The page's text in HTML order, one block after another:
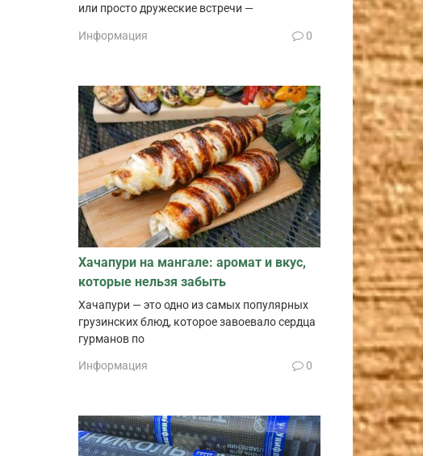
или просто дружеские встречи —
Информация 0
Хачапури на мангале: аромат и вкус,
которые нельзя забыть
Хачапури — это одно из самых популярных
грузинских блюд, которое завоевало сердца
гурманов по
Информация 0